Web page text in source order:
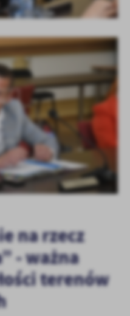
na rzecz
- ważna
terenów